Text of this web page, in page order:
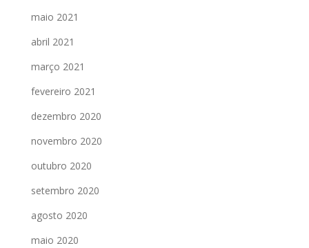
maio 2021
abril 2021
março 2021
fevereiro 2021
dezembro 2020
novembro 2020
outubro 2020
setembro 2020
agosto 2020
maio 2020